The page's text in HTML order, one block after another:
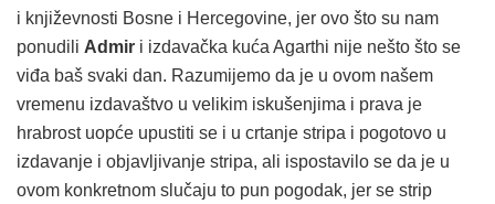
i književnosti Bosne i Hercegovine, jer ovo što su nam
ponudili Admir i izdavačka kuća Agarthi nije nešto što se
viđa baš svaki dan. Razumijemo da je u ovom našem
vremenu izdavaštvo u velikim iskušenjima i prava je
hrabrost uopće upustiti se i u crtanje stripa i pogotovo u
izdavanje i objavljivanje stripa, ali ispostavilo se da je u
ovom konkretnom slučaju to pun pogodak, jer se strip